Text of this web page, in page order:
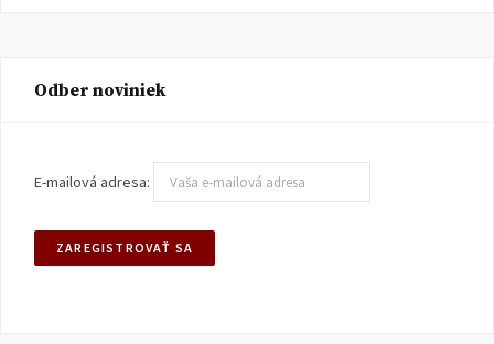
Odber noviniek
E-mailová adresa: